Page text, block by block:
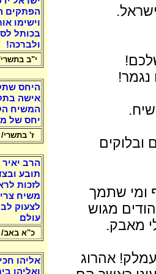
נגמר!
ומי שתמך
מגוש
מאבק.
אהרוג
הפתקים
וישימו
בכותל
ולברכה!
י"ב בתשרי/
היחס
אישה
המשיח
יחס של
ז' בתשרי/ 2.10.22
הרב יאיר
תובע
לזכות
משיח
לצעוק
עולם
כ"א באב/
אליהו
ואליהו